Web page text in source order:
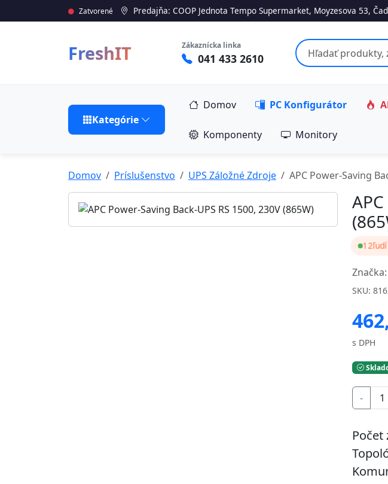
Zatvorené Predajňa: COOP Jednota Tempo Supermarket, Moyzesova 53,
FreshIT Zákaznícka linka
041 433 2610
Kategórie
Domov PC Konfigurátor
Komponenty Monitory
Domov Príslušenstvo UPS Záložné Zdroje APC Power-Saving
12
Značka:
SKU:
s DPH
-
Počet